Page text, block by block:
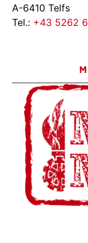
A-6410 Telfs
Tel.: +43 5262